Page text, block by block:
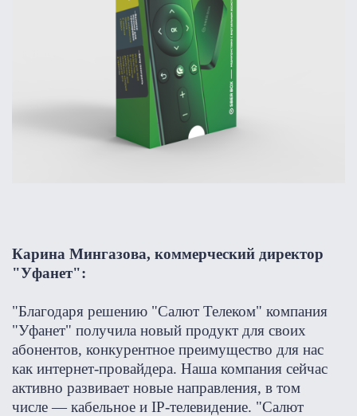
Карина Мингазова, коммерческий директор
"Уфанет":
"Благодаря решению "Салют Телеком" компания
"Уфанет" получила новый продукт для своих
абонентов, конкурентное преимущество для нас
как интернет-провайдера. Наша компания сейчас
активно развивает новые направления, в том
числе — кабельное и IP-телевидение. "Салют